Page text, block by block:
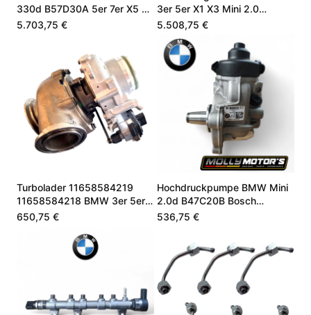
330d B57D30A 5er 7er X5 X7
11002473237
5.703,75 €
3er 5er X1 X3 Mini 2.0
B47C20B
5.508,75 €
Turbolader 11658584219
11658584218 BMW 3er 5er
X5 3.0 B57D30A
650,75 €
Hochdruckpumpe BMW Mini
2.0d B47C20B Bosch
13518579228
536,75 €